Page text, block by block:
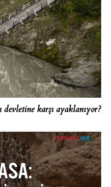
karşı ayaklanıyor?